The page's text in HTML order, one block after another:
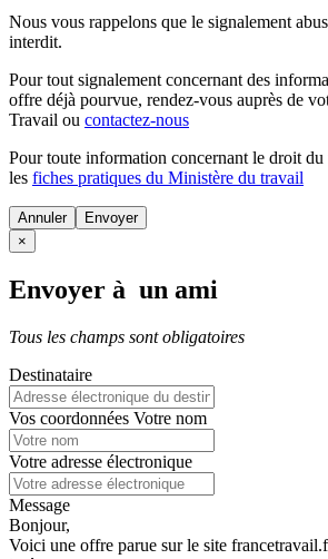
Nous vous rappelons que le signalement
interdit.
Pour tout signalement concernant des
offre déjà pourvue, rendez-vous auprès de
Travail ou contactez-nous
Pour toute information concernant le droit du
les fiches pratiques du Ministère du travail
Annuler
×
Envoyer à un ami
Tous les champs sont obligatoires
Destinataire
Vos coordonnées Votre nom
Votre adresse électronique
Message
Bonjour,
Voici une offre parue sur le site